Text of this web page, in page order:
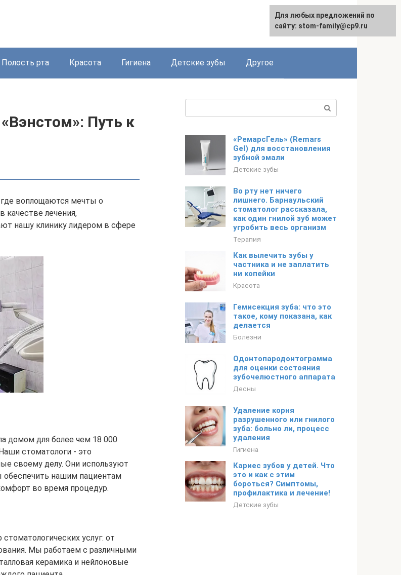
Полость рта Красота Гигиена Детские зубы Другое
Путь к
где воплощаются мечты о
качестве лечения,
нашу клинику лидером в сфере
домом для более чем 18 000
стоматологи - это
своему делу. Они используют
обеспечить нашим пациентам
во время процедур.
услуг: от
Мы работаем с различными
керамика и нейлоновые
«РемарсГель» (Remars
Gel) для восстановления
зубной эмали
Детские зубы
Во рту нет ничего
лишнего. Барнаульский
стоматолог рассказала,
как один гнилой зуб может
угробить весь организм
Терапия
Как вылечить зубы у
частника и не заплатить
ни копейки
Красота
Гемисекция зуба: что это
такое, кому показана, как
делается
Болезни
Одонтопародонтограмма
для оценки состояния
зубочелюстного аппарата
Десны
Удаление корня
разрушенного или гнилого
зуба: больно ли, процесс
удаления
Гигиена
Кариес зубов у детей. Что
это и как с этим
бороться? Симптомы,
профилактика и лечение!
Детские зубы
Для любых предложений по
сайту: stom-family@cp9.ru